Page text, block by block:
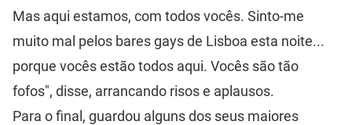
Mas aqui estamos, com todos vocês. Sinto-me
muito mal pelos bares gays de Lisboa esta noite...
porque vocês estão todos aqui. Vocês são tão
fofos", disse, arrancando risos e aplausos.
Para o final, guardou alguns dos seus maiores